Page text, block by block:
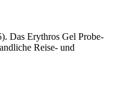
Das Erythros Gel Probe-
Reise- und